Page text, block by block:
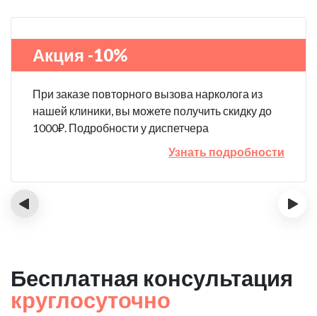
Акция -10%
При заказе повторного вызова нарколога из
нашей клиники, вы можете получить скидку до
1000₽. Подробности у диспетчера
Узнать подробности
‹ ›
Бесплатная консультация
круглосуточно